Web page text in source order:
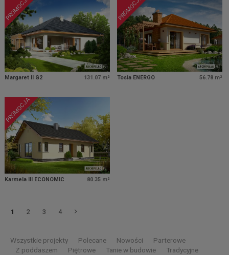
PROMOCJA
Margaret II G2 131.07 m²
PROMOCJA
Tosia ENERGO 56.78 m²
PROMOCJA
Karmela III ECONOMIC 80.35 m²
1 2 3 4
Wszystkie projekty Polecane Nowości
Parterowe
Z poddaszem
Piętrowe Tanie w budowie
Tradycyjne